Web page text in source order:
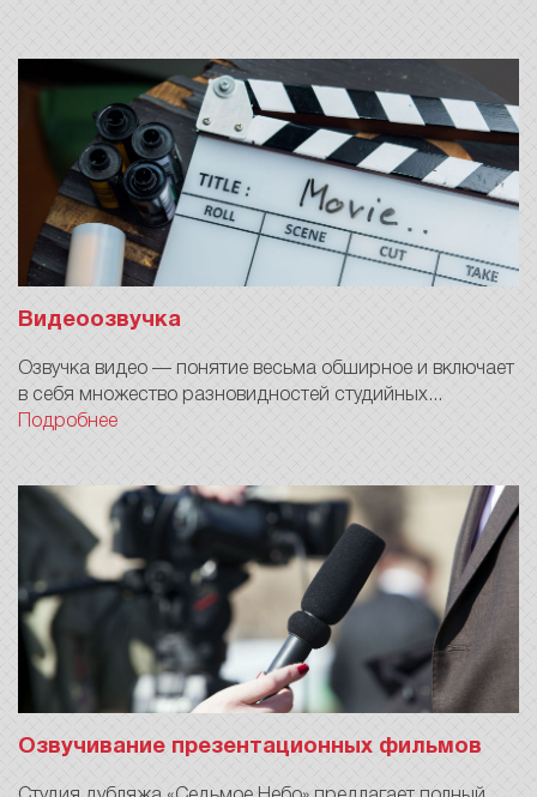
Видеоозвучка
Озвучка видео — понятие весьма обширное и включает
в себя множество разновидностей студийных...
Подробнее
Озвучивание презентационных фильмов